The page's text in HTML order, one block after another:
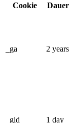
Cookie
Dauer
_ga 2 years
_gid 1 day